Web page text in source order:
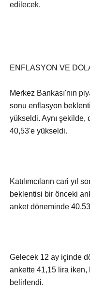
edilecek.
ENFLASYON VE
Merkez Bankası'nın
sonu enflasyon
yükseldi. Aynı şekilde,
40,53'e yükseldi.
Katılımcıların cari yıl
beklentisi bir önceki
anket döneminde
Gelecek 12 ay içinde
ankette 41,15 lira
belirlendi.